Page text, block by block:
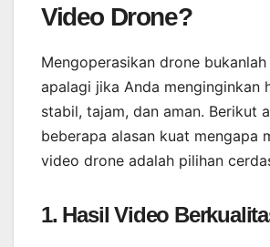
Video Drone?
Mengoperasikan drone bukanlah
apalagi jika Anda menginginkan
stabil, tajam, dan aman. Berikut
beberapa alasan kuat mengapa
video drone adalah pilihan
1. Hasil Video